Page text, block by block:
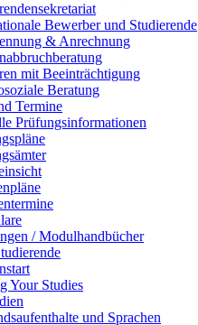
Bewerber und Studierende
& Anrechnung
mit Beeinträchtigung
Beratung
Termine
Prüfungsinformationen
/ Modulhandbücher
Your Studies
und Sprachen